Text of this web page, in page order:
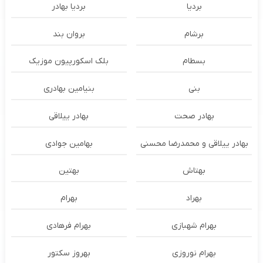
بردیا بردیا بهادر
برشام بروان بند
بسطام بلک اسکورپیون موزیک
بنی بنیامین بهادری
بهادر صحت بهادر ییلاقی
بهادر ییلاقی و محمدرضا محسنی بهامین جوادی
بهتاش بهتین
بهراد بهرام
بهرام شهبازی بهرام فرهادی
بهرام نوروزی بهروز سکتور